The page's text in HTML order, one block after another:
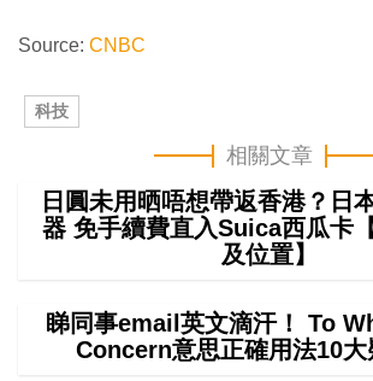
Source: CNBC
科技
相關文章
日圓未用晒唔想帶返香港？日
器 免手續費直入Suica西瓜卡
及位置】
睇同事email英文滴汗！ To
Concern意思正確用法10大